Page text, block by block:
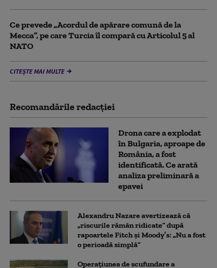
Ce prevede „Acordul de apărare comună de la
Mecca”, pe care Turcia îl compară cu Articolul 5 al
NATO
CITEȘTE MAI MULTE
Recomandările redacţiei
Drona care a explodat
în Bulgaria, aproape de
România, a fost
identificată. Ce arată
analiza preliminară a
epavei
Alexandru Nazare avertizează că
„riscurile rămân ridicate” după
rapoartele Fitch și Moody’s: „Nu a fost
o perioadă simplă”
Operațiunea de scufundare a